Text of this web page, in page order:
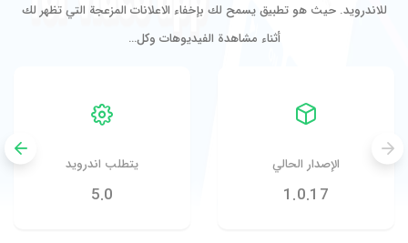
للاندرويد. حيث هو تطبيق يسمح لك بإخفاء الاعلانات المزعجة التي تظهر لك
أثناء مشاهدة الفيديوهات وكل…
الإصدار الحالي
1.0.17
يتطلب اندرويد
5.0